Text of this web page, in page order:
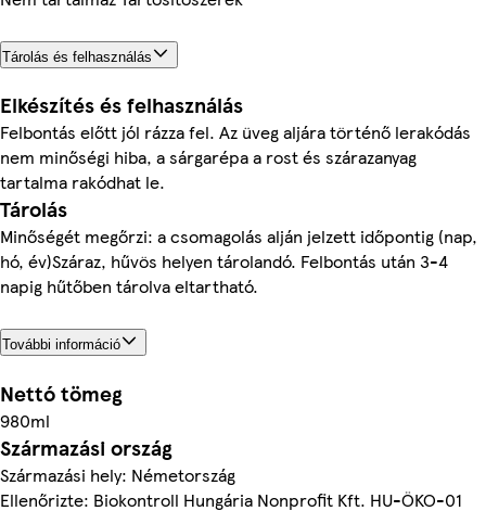
Tárolás és felhasználás
Elkészítés és felhasználás
Felbontás előtt jól rázza fel. Az üveg aljára történő lerakódás
nem minőségi hiba, a sárgarépa a rost és szárazanyag
tartalma rakódhat le.
Tárolás
Minőségét megőrzi: a csomagolás alján jelzett időpontig (nap,
hó, év)Száraz, hűvös helyen tárolandó. Felbontás után 3-4
napig hűtőben tárolva eltartható.
További információ
Nettó tömeg
980ml
Származási ország
Származási hely: Németország
Ellenőrizte: Biokontroll Hungária Nonprofit Kft. HU-ÖKO-01